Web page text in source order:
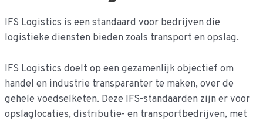
inhoud
IFS Logistics is een standaard voor bedrijven die
logistieke diensten bieden zoals transport en opslag.
IFS Logistics doelt op een gezamenlijk objectief om
handel en industrie transparanter te maken, over de
gehele voedselketen. Deze IFS-standaarden zijn er voor
opslaglocaties, distributie- en transportbedrijven, met